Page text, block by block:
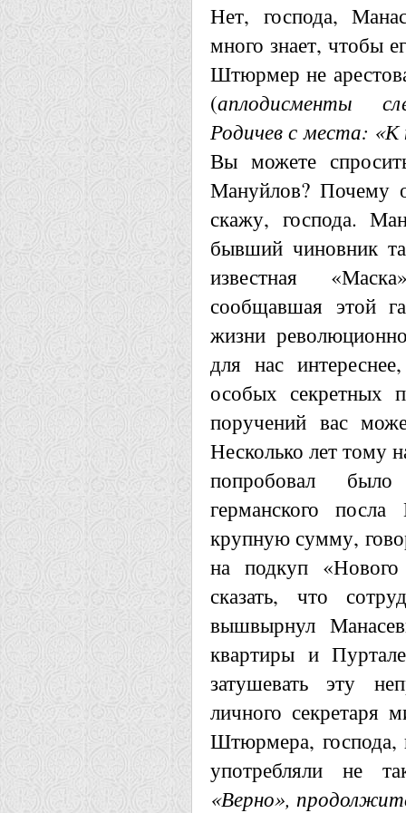
Нет, господа,
много знает, чтобы
Штюрмер не
(аплодисменты
Родичев с места:
Вы можете
Мануйлов? Почему
скажу, господа.
бывший чиновник
известная
сообщавшая этой
жизни
для нас
особых секретных
поручений вас
Несколько лет тому
попробовал
германского посла
крупную сумму,
на подкуп
сказать, что
вышвырнул
квартиры и
затушевать эту
личного секретаря
Штюрмера, господа,
употребляли не
«Верно»,